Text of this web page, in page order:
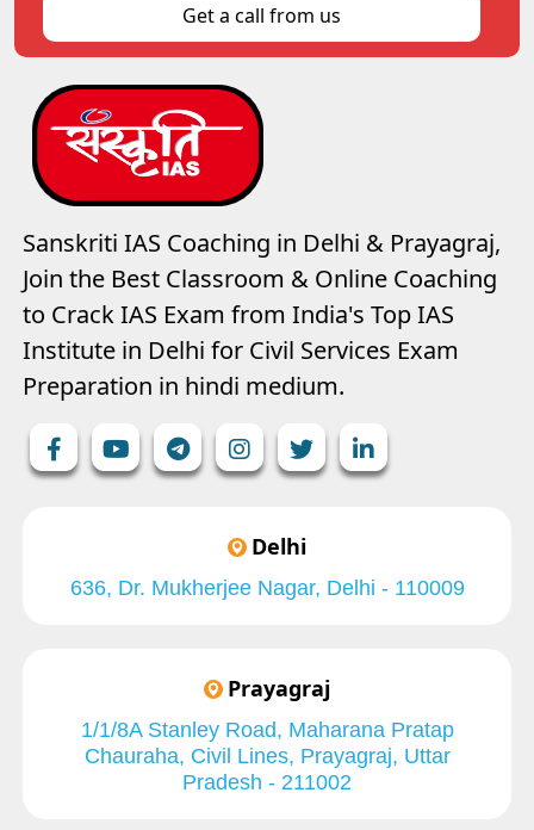
Get a call from us
Sanskriti IAS Coaching in Delhi & Prayagraj,
Join the Best Classroom & Online Coaching
to Crack IAS Exam from India's Top IAS
Institute in Delhi for Civil Services Exam
Preparation in hindi medium.
Delhi
636, Dr. Mukherjee Nagar, Delhi - 110009
Prayagraj
1/1/8A Stanley Road, Maharana Pratap
Chauraha, Civil Lines, Prayagraj, Uttar
Pradesh - 211002